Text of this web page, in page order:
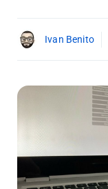
Ivan Benito